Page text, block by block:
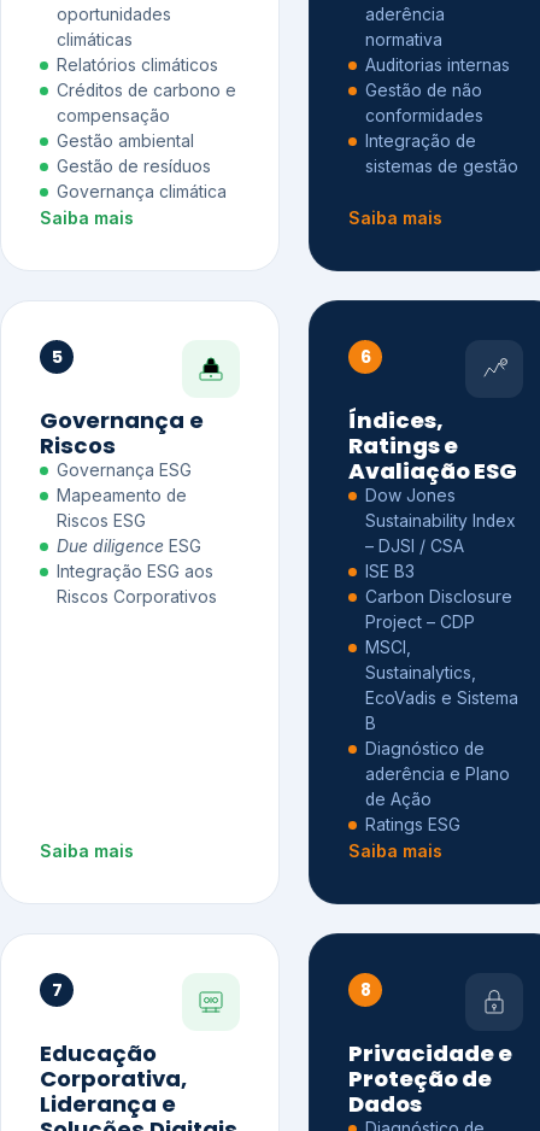
oportunidades
climáticas
Relatórios climáticos
Créditos de carbono e
compensação
Gestão ambiental
Gestão de resíduos
Governança climática
Saiba mais
aderência
normativa
Auditorias internas
Gestão de não
conformidades
Integração de
sistemas de gestão
Saiba mais
5
Governança e
Riscos
Governança ESG
Mapeamento de
Riscos ESG
Due diligence ESG
Integração ESG aos
Riscos Corporativos
Saiba mais
6
Índices,
Ratings e
Avaliação ESG
Dow Jones
Sustainability Index
– DJSI / CSA
ISE B3
Carbon Disclosure
Project – CDP
MSCI,
Sustainalytics,
EcoVadis e Sistema
B
Diagnóstico de
aderência e Plano
de Ação
Ratings ESG
Saiba mais
7
Educação
Corporativa,
Liderança e
8
Privacidade e
Proteção de
Dados